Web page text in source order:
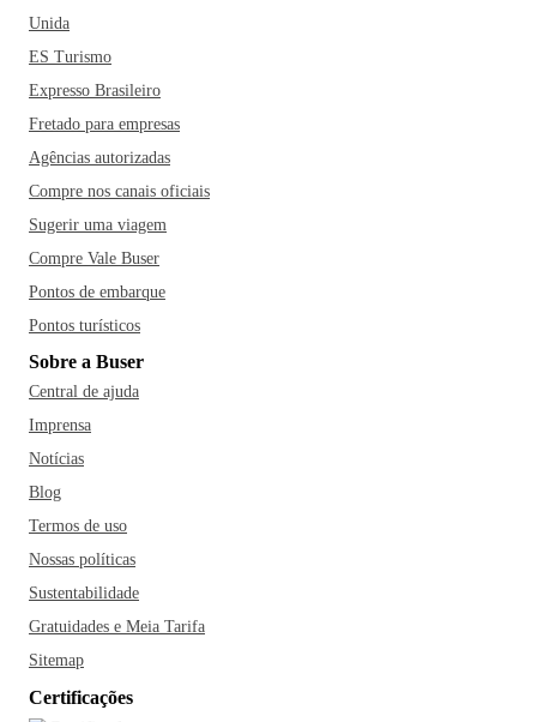
Unida
ES Turismo
Expresso Brasileiro
Fretado para empresas
Agências autorizadas
Compre nos canais oficiais
Sugerir uma viagem
Compre Vale Buser
Pontos de embarque
Pontos turísticos
Sobre a Buser
Central de ajuda
Imprensa
Notícias
Blog
Termos de uso
Nossas políticas
Sustentabilidade
Gratuidades e Meia Tarifa
Sitemap
Certificações